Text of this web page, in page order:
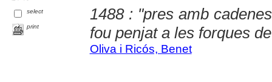
select
print
1488 : "pres amb
fou penjat a les forques
Oliva i Ricós, Benet